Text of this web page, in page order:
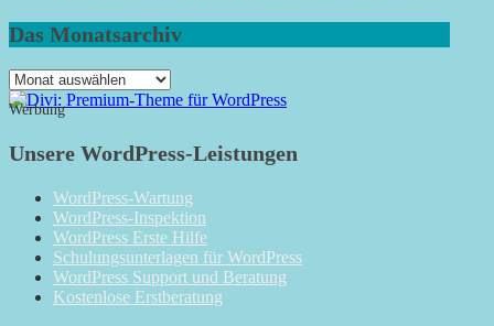
Das Monatsarchiv
Das
Monatsarchiv
Werbung
Unsere WordPress-Leistungen
WordPress-Wartung
WordPress-Inspektion
WordPress Erste Hilfe
Schulungsunterlagen für WordPress
WordPress Support und Beratung
Kostenlose Erstberatung